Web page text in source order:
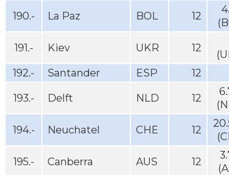
190.- La Paz BOL 12
191.- Kiev UKR 12
192.-
Santander ESP 12
193.- Delft NLD 12
194.- Neuchatel CHE 12
195.- Canberra AUS 12